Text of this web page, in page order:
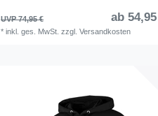
UVP 74,95 € ab
*inkl. ges. MwSt. zzgl.Versandkosten